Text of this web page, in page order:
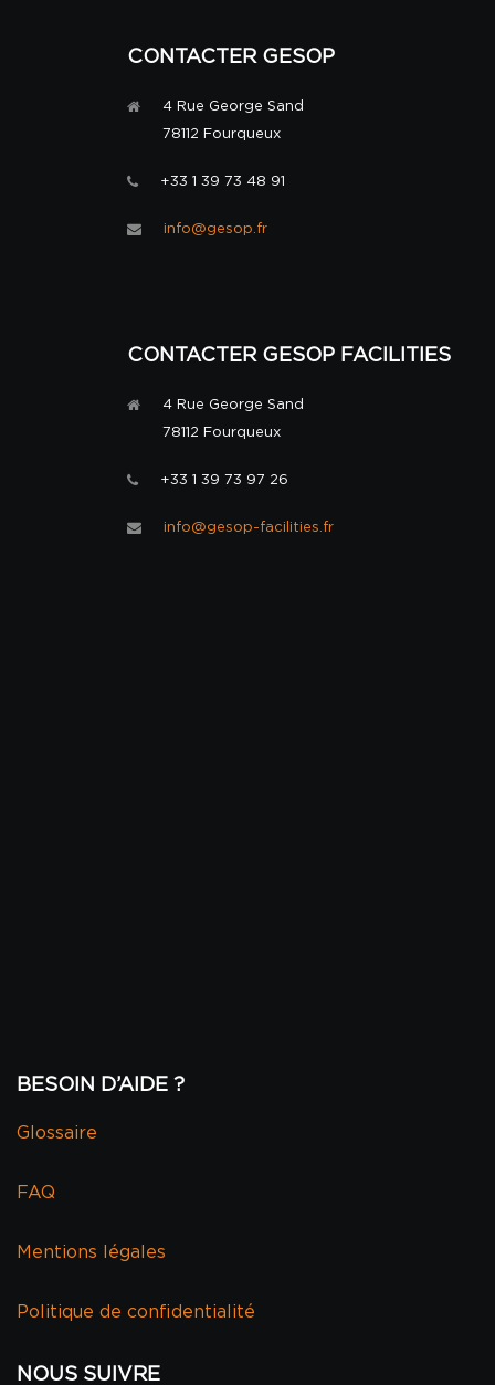
CONTACTER GESOP
4 Rue George Sand
78112 Fourqueux
+33 1 39 73 48 91
info@gesop.fr
CONTACTER GESOP FACILITIES
4 Rue George Sand
78112 Fourqueux
+33 1 39 73 97 26
info@gesop-facilities.fr
BESOIN D’AIDE ?
Glossaire
FAQ
Mentions légales
Politique de confidentialité
NOUS SUIVRE